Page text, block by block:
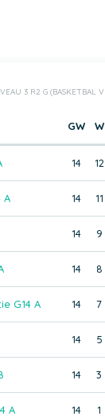
3 R2 G (BASKETBAL
GW W
14 12
A 14 11
14 9
14 8
G14 A 14 7
14 5
14 3
A 14 1